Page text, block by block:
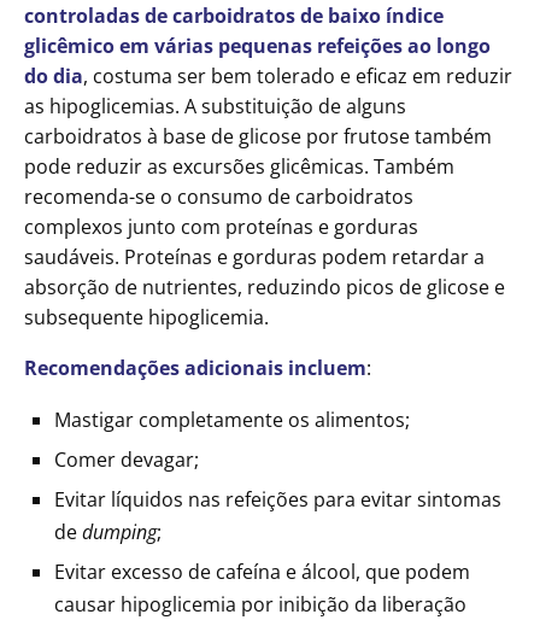
controladas de carboidratos de baixo índice
glicêmico em várias pequenas refeições ao longo
do dia, costuma ser bem tolerado e eficaz em reduzir
as hipoglicemias. A substituição de alguns
carboidratos à base de glicose por frutose também
pode reduzir as excursões glicêmicas. Também
recomenda-se o consumo de carboidratos
complexos junto com proteínas e gorduras
saudáveis. Proteínas e gorduras podem retardar a
absorção de nutrientes, reduzindo picos de glicose e
subsequente hipoglicemia.
Recomendações adicionais incluem:
Mastigar completamente os alimentos;
Comer devagar;
Evitar líquidos nas refeições para evitar sintomas
dedumping;
Evitar excesso de cafeína e álcool, que podem
causar hipoglicemia por inibição da liberação